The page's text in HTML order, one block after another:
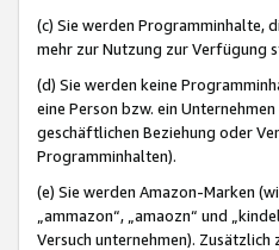
(c) Sie werden Programminhalte,
mehr zur Nutzung zur Verfügung
(d) Sie werden keine
eine Person bzw. ein
geschäftlichen Beziehung oder
Programminhalten).
(e) Sie werden Amazon-Marken
„ammazon“, „amaozn“ und
Versuch unternehmen).